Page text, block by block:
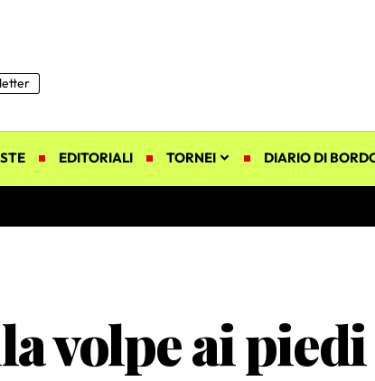
EDITORIALI TORNEI DIARIO DI
volpe ai